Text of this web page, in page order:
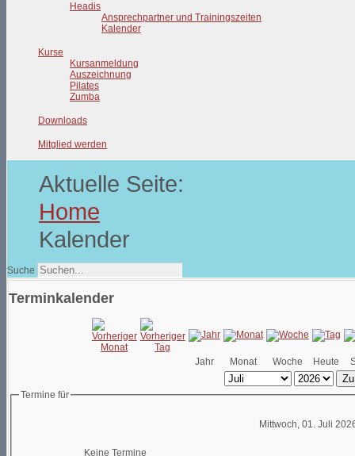
Headis
Ansprechpartner und Trainingszeiten
Kalender
Kurse
Kursanmeldung
Auszeichnung
Pilates
Zumba
Downloads
Mitglied werden
Aktuelle Seite:
Home
Kalender
Suche
Terminkalender
Jahr Monat Woche Heute
Termine für
Mittwoch, 01. Juli
Keine Termine